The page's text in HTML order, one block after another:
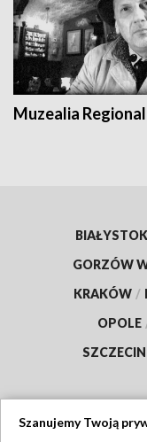
Muzealia
BIAŁYSTOK
GORZÓW
KRAKÓW /
OPOLE
SZCZECIN
Szanujemy Twoją